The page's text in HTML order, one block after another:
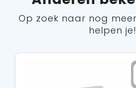
Op zoek naar nog
helpen je!